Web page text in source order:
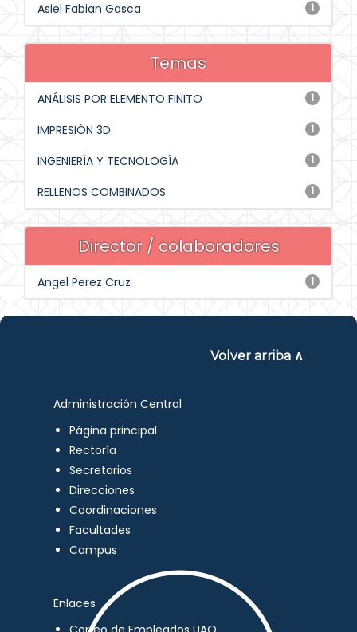
1
Asiel Fabian Gasca
Temas
1
ANÁLISIS POR ELEMENTO FINITO
1
IMPRESIÓN 3D
1
INGENIERÍA Y TECNOLOGÍA
1
RELLENOS COMBINADOS
Director / colaboradores
1
Angel Perez Cruz
Volver arriba ∧
Administración Central
Página principal
Rectoría
Secretarios
Direcciones
Coordinaciones
Facultades
Campus
Enlaces